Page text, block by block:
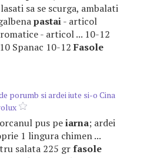
sa se scurga, ambalati
pastai- articol
- articol ... 10-12
Spanac 10-12 Fasole
porumb si ardei iute si-o Cina
pus peiarna; ardei
1 lingura chimen ...
salata 225 grfasole